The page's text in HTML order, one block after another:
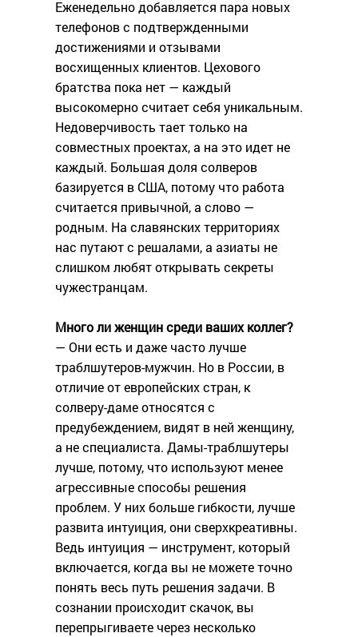
Еженедельно добавляется пара новых
телефонов с подтвержденными
достижениями и отзывами
восхищенных клиентов. Цехового
братства пока нет — каждый
высокомерно считает себя уникальным.
Недоверчивость тает только на
совместных проектах, а на это идет не
каждый. Большая доля солверов
базируется в США, потому что работа
считается привычной, а слово —
родным. На славянских территориях
нас путают с решалами, а азиаты не
слишком любят открывать секреты
чужестранцам.
Много ли женщин среди ваших коллег?
— Они есть и даже часто лучше
траблшутеров-мужчин. Но в России, в
отличие от европейских стран, к
солверу-даме относятся с
предубеждением, видят в ней женщину,
а не специалиста. Дамы-траблшутеры
лучше, потому, что используют менее
агрессивные способы решения
проблем. У них больше гибкости, лучше
развита интуиция, они сверхкреативны.
Ведь интуиция — инструмент, который
включается, когда вы не можете точно
понять весь путь решения задачи. В
сознании происходит скачок, вы
перепрыгиваете через несколько